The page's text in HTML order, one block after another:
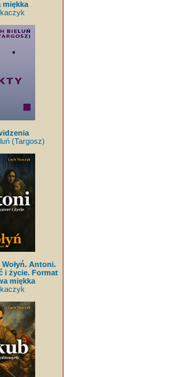
miękka
(Targosz)
Antoni.
i życie. Format
miękka